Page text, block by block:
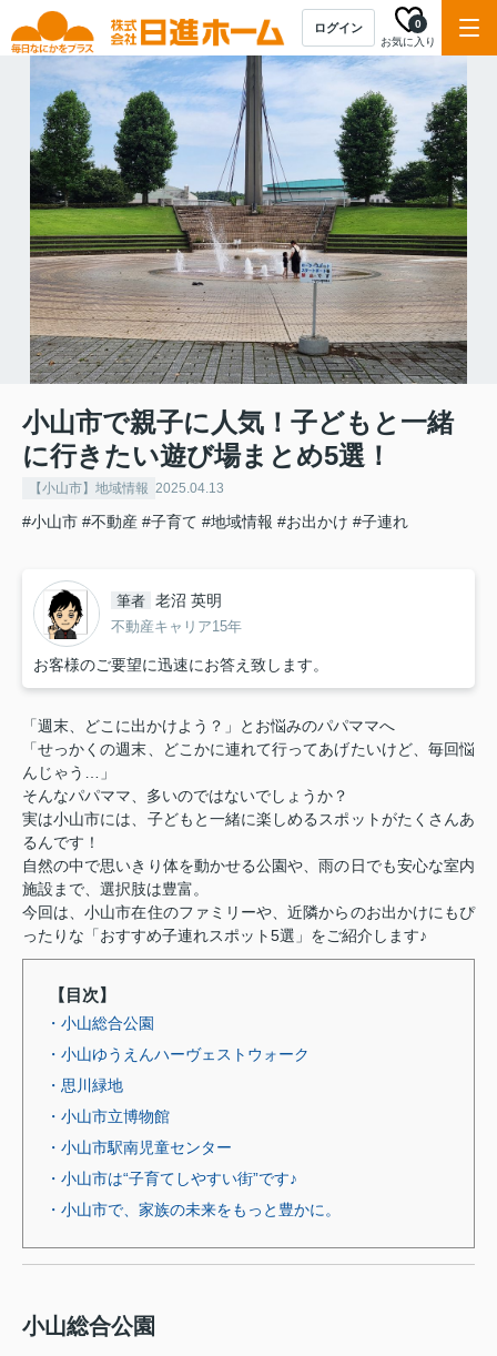
ログイン
お気に入り
0
小山市で親子に人気！子どもと一緒
に行きたい遊び場まとめ5選！
【小山市】地域情報 2025.04.13
#小山市 #不動産 #子育て #地域情報 #お出かけ #子連れ
筆者 老沼 英明
不動産キャリア15年
お客様のご要望に迅速にお答え致します。
「週末、どこに出かけよう？」とお悩みのパパママへ
「せっかくの週末、どこかに連れて行ってあげたいけど、毎回悩
んじゃう…」
そんなパパママ、多いのではないでしょうか？
実は小山市には、子どもと一緒に楽しめるスポットがたくさんあ
るんです！
自然の中で思いきり体を動かせる公園や、雨の日でも安心な室内
施設まで、選択肢は豊富。
今回は、小山市在住のファミリーや、近隣からのお出かけにもぴ
ったりな「おすすめ子連れスポット5選」をご紹介します♪
【目次】
・小山総合公園
・小山ゆうえんハーヴェストウォーク
・思川緑地
・小山市立博物館
・小山市駅南児童センター
・小山市は“子育てしやすい街”です♪
・小山市で、家族の未来をもっと豊かに。
小山総合公園